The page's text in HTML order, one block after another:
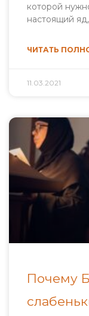
которой
настоящий
ЧИТАТЬ
11.03.2021
Почему